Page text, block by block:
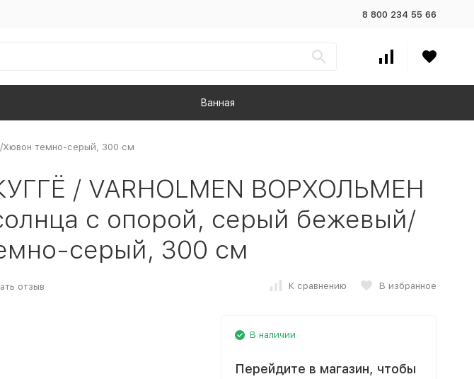
8 800 234 55 66
Ванная
Хювон темно-серый, 300 см
/ VARHOLMEN ВОРХОЛЬМЕН
с опорой, серый бежевый/
серый, 300 см
отзыв К сравнению В избранное
В наличии
Перейдите в магазин, чтобы